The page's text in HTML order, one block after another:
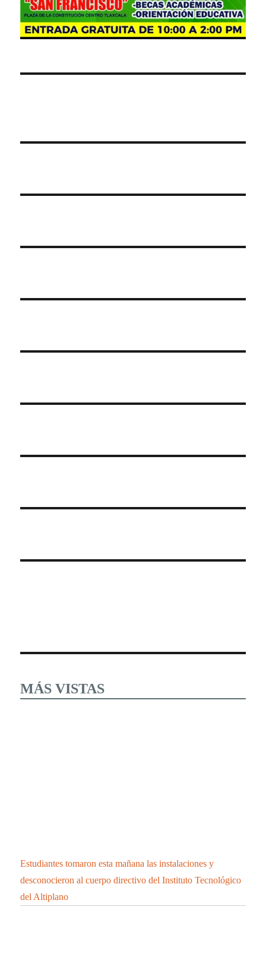
MÁS VISTAS
Estudiantes tomaron esta mañana las instalaciones y
desconocieron al cuerpo directivo del Instituto Tecnológico
del Altiplano